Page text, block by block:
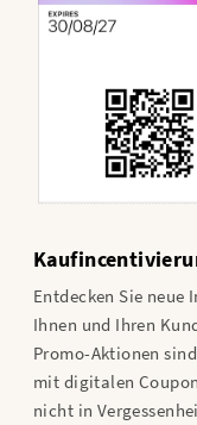
Entdecken Sie
Ihnen und Ihren
Promo-Aktionen
mit digitalen
nicht in